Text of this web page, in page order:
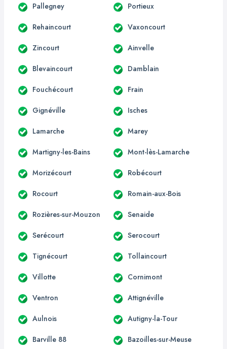
Pallegney Portieux
Rehaincourt Vaxoncourt
Zincourt Ainvelle
Blevaincourt Damblain
Fouchécourt Frain
Gignéville Isches
Lamarche Marey
Martigny-les-Bains Mont-lès-Lamarche
Morizécourt Robécourt
Rocourt Romain-aux-Bois
Rozières-sur-Mouzon Senaide
Serécourt Serocourt
Tignécourt Tollaincourt
Villotte Cornimont
Ventron Attignéville
Aulnois Autigny-la-Tour
Barville 88 Bazoilles-sur-Meuse